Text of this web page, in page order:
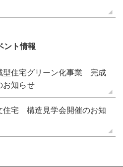
ント情報
住宅グリーン化事業 完成
お知らせ
宅 構造見学会開催のお知